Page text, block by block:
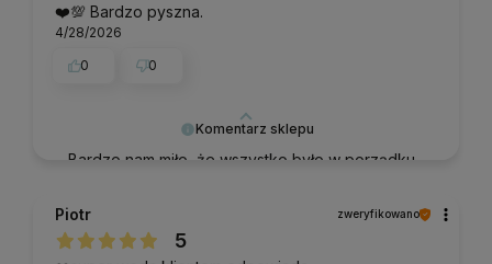
Komentarz sklepu
Bardzo nam miło, że wszystko było w porządku.
❤️💯 Bardzo pyszna.
4/28/2026
0
0
Piotr zweryfikowano
5